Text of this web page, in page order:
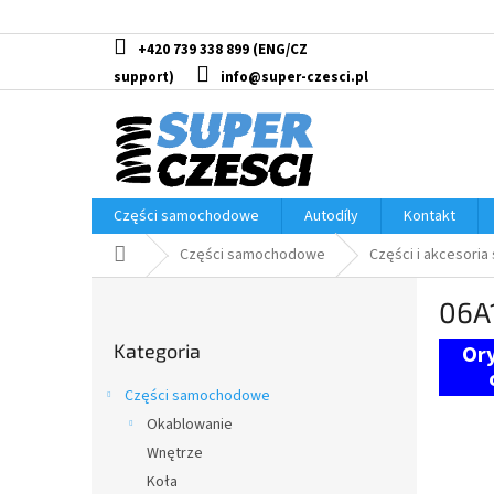
do
+420 739 338 899
info@super-czesci.pl
Części samochodowe Autodíly Kontakt
Home Części samochodowe Części i akcesoria
kategorie
Kategoria
Części samochodowe
Okablowanie
Wnętrze
Koła